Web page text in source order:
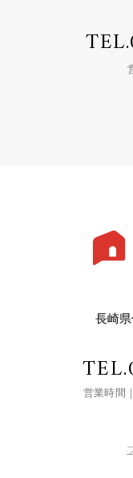
TEL.
長崎
TEL.
営業時間